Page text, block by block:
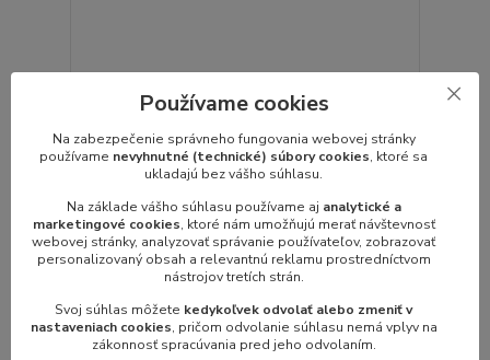
TYPOX DEZ -S Dezinfekčný / Biocídny prípravok na
báze etanolu s vôňou eukalyp...
36,65 €/ks
29,80 €bez DPH
Pridať do košíka
Používame cookies
Na zabezpečenie správneho fungovania webovej stránky
používame nevyhnutné (technické) súbory cookies, ktoré sa
ukladajú bez vášho súhlasu.
Na základe vášho súhlasu používame aj analytické a
marketingové cookies, ktoré nám umožňujú merať návštevnosť
webovej stránky, analyzovať správanie používateľov, zobrazovať
personalizovaný obsah a relevantnú reklamu prostredníctvom
nástrojov tretích strán.
Svoj súhlas môžete kedykoľvek odvolať alebo zmeniť v
nastaveniach cookies, pričom odvolanie súhlasu nemá vplyv na
zákonnosť spracúvania pred jeho odvolaním.